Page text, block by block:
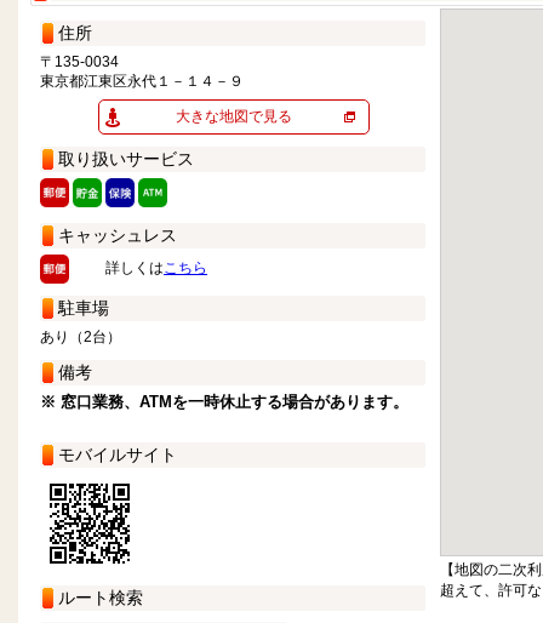
住所
〒135-0034
東京都江東区永代１－１４－９
大きな地図で見る
取り扱いサービス
キャッシュレス
詳しくはこちら
駐車場
あり（2台）
備考
※ 窓口業務、ATMを一時休止する場合があります。
モバイルサイト
ルート検索
【地図の二次
超えて、許可